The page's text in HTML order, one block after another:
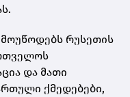
რუსეთის
და მათი
ქმედებები,